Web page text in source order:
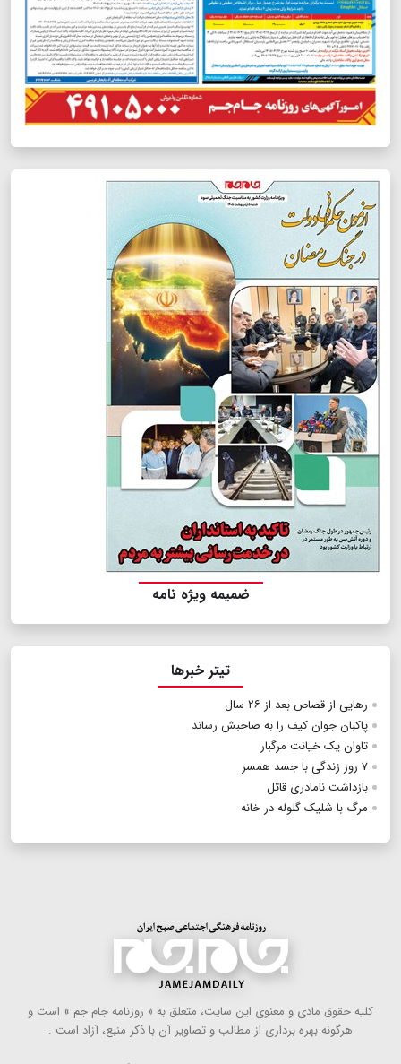
ضمیمه ویژه نامه
تیتر خبرها
رهایی از قصاص بعد از ۲۶ سال
پاکبان جوان کیف‌ را به صاحبش رساند
تاوان یک خیانت مرگبار
۷ روز زندگی با جسد همسر
بازداشت نامادری قاتل
مرگ با شلیک گلوله در خانه
كلیه حقوق مادی و معنوی این سایت، متعلق به « روزنامه جام جم » است و
هرگونه بهره ‌برداری از مطالب و تصاویر آن با ذكر منبع، آزاد است .